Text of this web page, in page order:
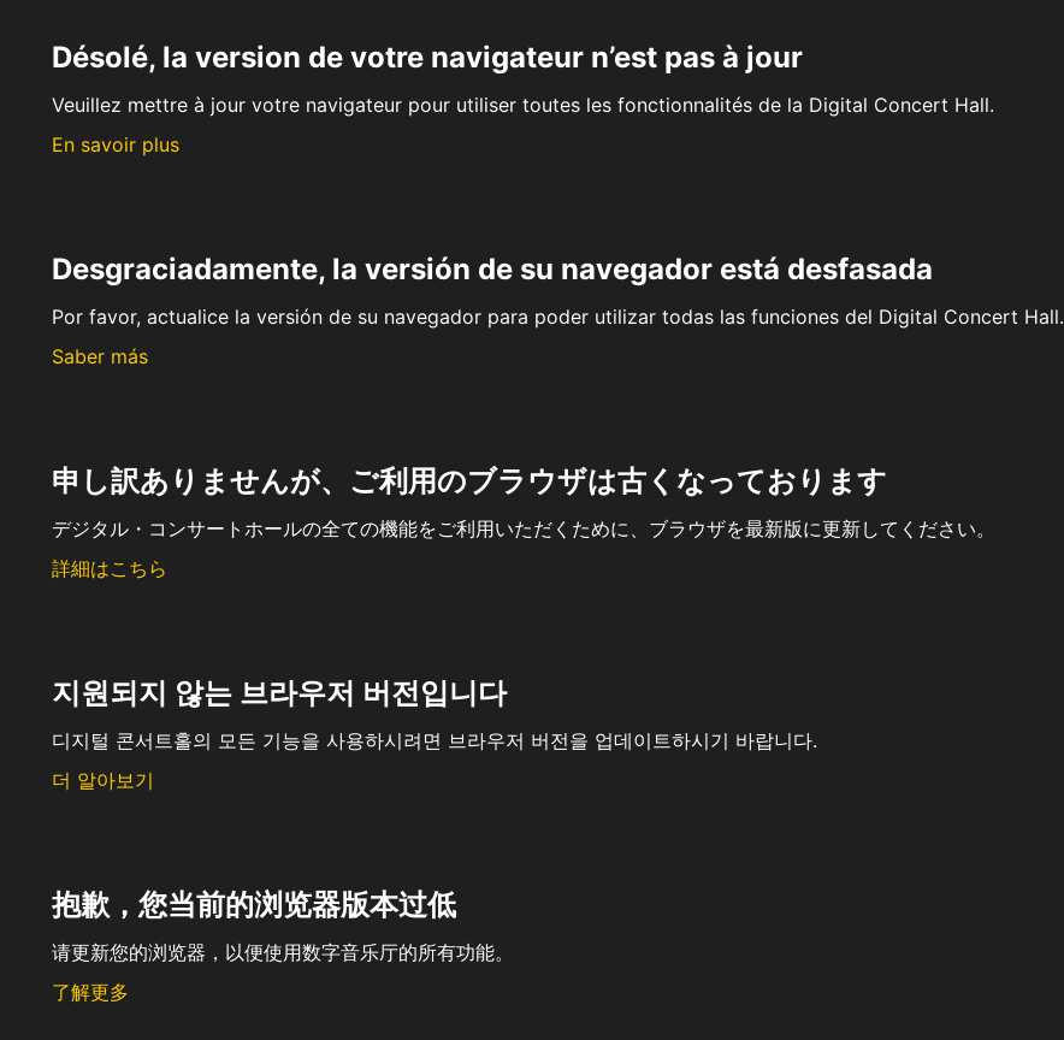
Désolé, la version de votre navigateur n’est pas à jour
Veuillez mettre à jour votre navigateur pour utiliser toutes les fonctionnalités de la Digital Concert Hall.
En savoir plus
Desgraciadamente, la versión de su navegador está desfasada
Por favor, actualice la versión de su navegador para poder utilizar todas las funciones del Digital Concert Hall.
Saber más
申し訳ありませんが、ご利用のブラウザは古くなっております
デジタル・コンサートホールの全ての機能をご利用いただくために、ブラウザを最新版に更新してください。
詳細はこちら
지원되지 않는 브라우저 버전입니다
디지털 콘서트홀의 모든 기능을 사용하시려면 브라우저 버전을 업데이트하시기 바랍니다.
더 알아보기
抱歉，您当前的浏览器版本过低
请更新您的浏览器，以便使用数字音乐厅的所有功能。
了解更多